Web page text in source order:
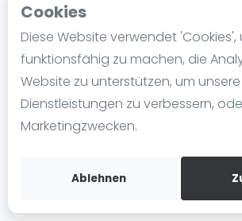
Cookies
Diese Website verwendet
funktionsfähig zu machen, die
Website zu unterstützen, um unsere
Dienstleistungen zu verbessern,
Marketingzwecken.
Ablehnen
Blog
Die Geschichte von Padel
Regeln und Punktzählung
Padel Schläge
Video
Playtomic
maba! Padel Mannheim |
Christian-Friedrich-Schwan-
68167Mannheim
playtomic.io